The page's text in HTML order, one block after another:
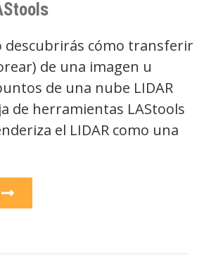
descubrirás cómo transferir
de una imagen u
de una nube LIDAR
de herramientas LAStools
el LIDAR como una